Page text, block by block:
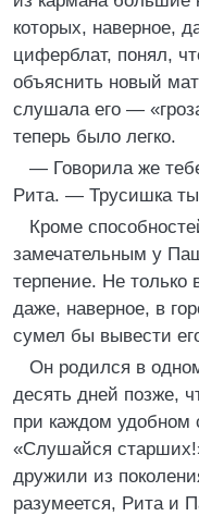
которых, наверное,
циферблат, понял,
объяснить новый
слушала его —
теперь было легко.
— Говорила же
Рита. — Трусишка
Кроме
замечательным у
терпение. Не только
даже, наверное, в
сумел бы вывести
Он родился в
десять дней позже,
при каждом удобном
«Слушайся
дружили из
разумеется, Рита и